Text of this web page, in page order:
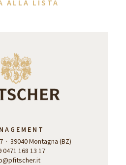
ALLA LISTA
· 39040 Montagna (BZ)
0471 168 13 17